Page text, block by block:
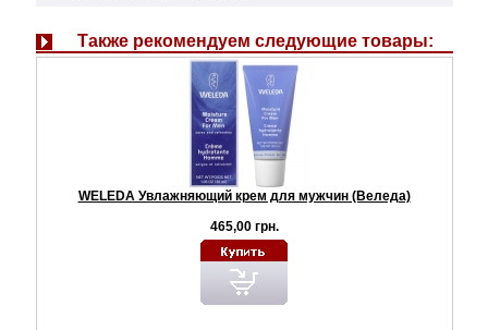
Также рекомендуем следующие товары:
WELEDA Увлажняющий крем для мужчин (Веледа)
465,00 грн.